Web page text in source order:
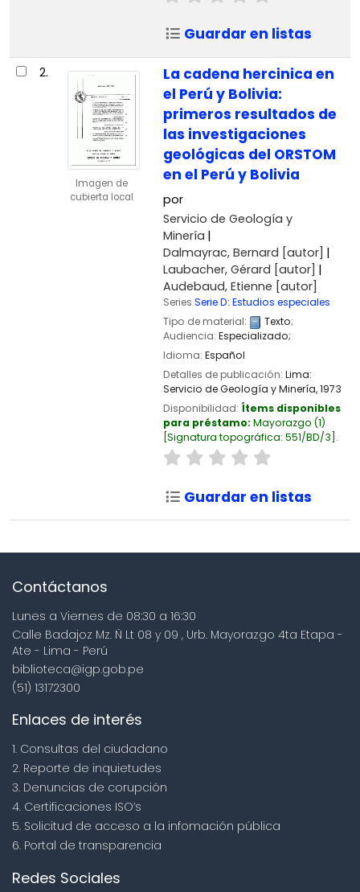
Guardar en listas
2.
Imagen de
cubierta local
La cadena hercinica en
el Perú y Bolivia:
primeros resultados de
las investigaciones
geológicas del ORSTOM
en el Perú y Bolivia
por
Servicio de Geología y
Minería
Dalmayrac, Bernard [autor]
Laubacher, Gérard [autor]
Audebaud, Etienne [autor]
Series Serie D: Estudios especiales
Tipo de material:
Texto;
Audiencia: Especializado;
Idioma: Español
Detalles de publicación: Lima:
Servicio de Geología y Minería,1973
Disponibilidad: Ítems disponibles
para préstamo: Mayorazgo (1)
Signatura topográfica: 551/BD/3 .
Guardar en listas
Contáctanos
Lunes a Viernes de 08:30 a 16:30
Calle Badajoz Mz. Ñ Lt 08 y 09 , Urb. Mayorazgo 4ta Etapa -
Ate - Lima - Perú
biblioteca@igp.gob.pe
(51) 13172300
Enlaces de interés
1. Consultas del ciudadano
2. Reporte de inquietudes
3. Denuncias de corupción
4. Certificaciones ISO’s
5. Solicitud de acceso a la infomación pública
6. Portal de transparencia
Redes Sociales